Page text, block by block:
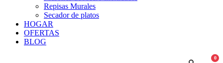
Repisas Murales
Secador de platos
HOGAR
OFERTAS
BLOG
0